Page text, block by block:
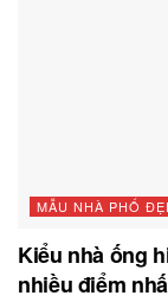
MẪU NHÀ PHỐ
Kiểu nhà ống
nhiều điểm